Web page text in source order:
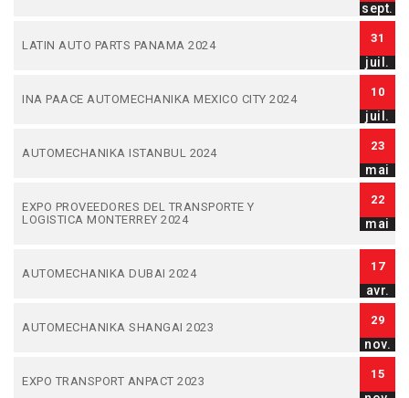
sept.
LATIN AUTO PARTS PANAMA 2024
31
juil.
INA PAACE AUTOMECHANIKA MEXICO CITY 2024
10
juil.
AUTOMECHANIKA ISTANBUL 2024
23
mai
EXPO PROVEEDORES DEL TRANSPORTE Y
LOGISTICA MONTERREY 2024
22
mai
AUTOMECHANIKA DUBAI 2024
17
avr.
AUTOMECHANIKA SHANGAI 2023
29
nov.
EXPO TRANSPORT ANPACT 2023
15